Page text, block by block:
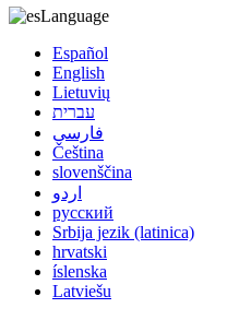
Language
Español
English
Lietuvių
עברית
فارسی
Čeština
slovenščina
اردو
русский
Srbija jezik (latinica)
hrvatski
íslenska
Latviešu